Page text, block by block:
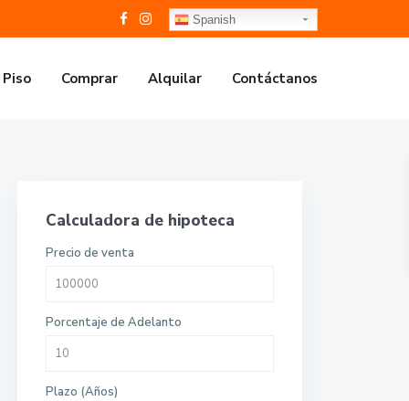
Spanish
Comprar Alquilar Contáctanos
Calculadora de hipoteca
Precio de venta
Porcentaje de Adelanto
Plazo (Años)